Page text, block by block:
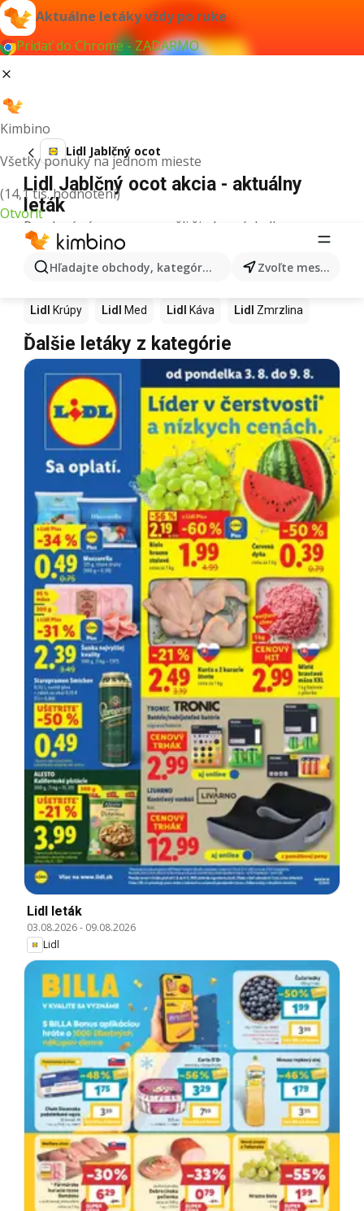
Aktuálne letáky vždy po ruke
Pridať do Chrome - ZADARMO
Kimbino
Všetky ponuky na jednom mieste
(14,1 tis. hodnotení)
Otvoriť
Hľadajte obchody, kategórie, produkty... Zvoľte mesto
Lidl Jablčný ocot
Lidl Jablčný ocot akcia - aktuálny
leták
Pre daný výraz sme nenašli žiadne výsledky.
Ďalšie produkty v obchodoch Lidl
Lidl Kiwi LidlMango Lidl
Lidl Krúpy Lidl Med Lidl Káva Lidl Zmrzlina
Ďalšie letáky z kategórie
Lidl leták
03.08.2026- 09.08.2026
Lidl